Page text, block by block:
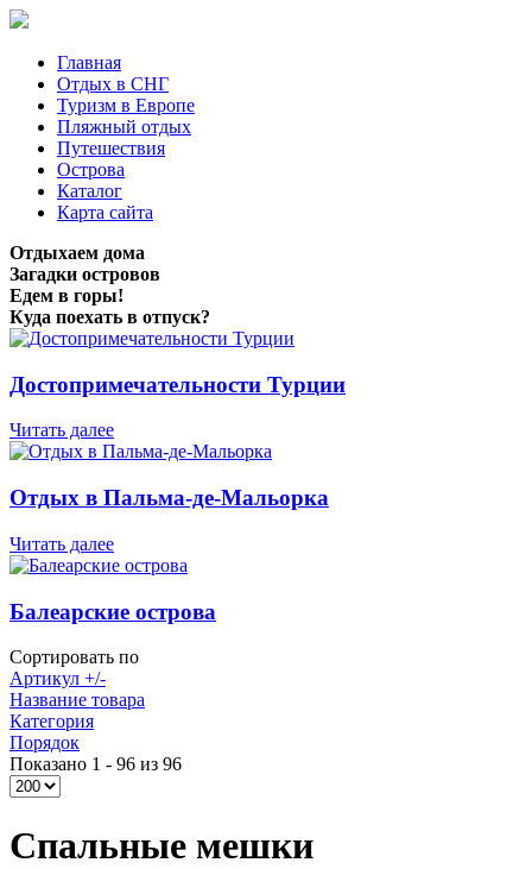
Главная
Отдых в СНГ
Туризм в Европе
Пляжный отдых
Путешествия
Острова
Каталог
Карта сайта
Отдыхаем дома
Загадки островов
Едем в горы!
Куда поехать в отпуск?
Достопримечательности Турции
Читать далее
Отдых в Пальма-де-Мальорка
Читать далее
Балеарские острова
Сортировать по
Артикул +/-
Название товара
Категория
Порядок
Показано 1 - 96 из 96
Спальные мешки